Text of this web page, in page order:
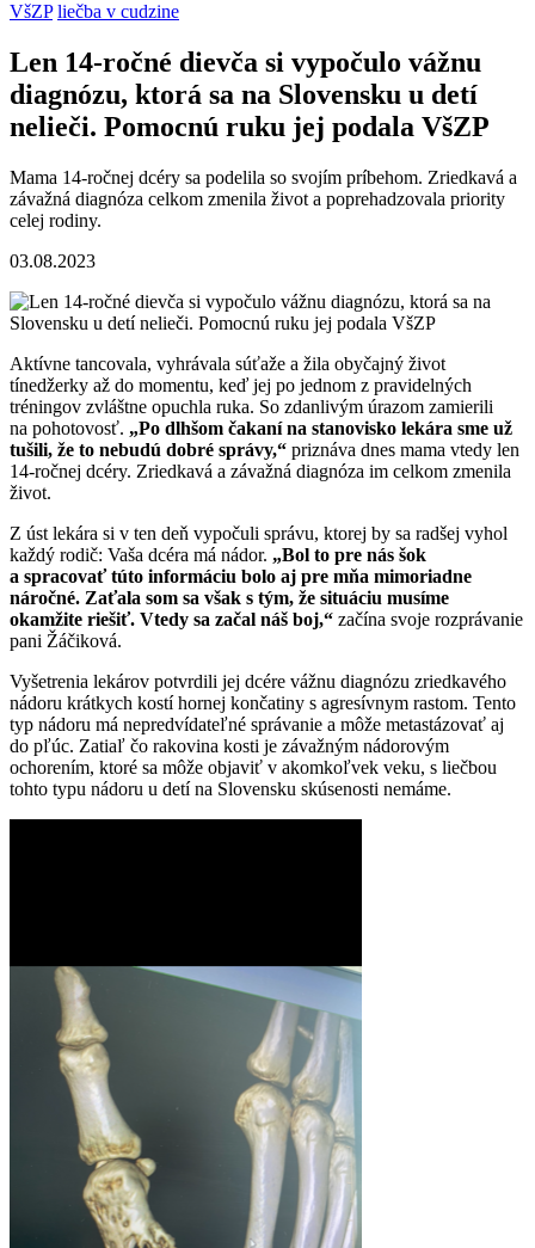
VšZP liečba v cudzine
Len 14-ročné dievča si vypočulo vážnu
diagnózu, ktorá sa na Slovensku u detí
nelieči. Pomocnú ruku jej podala VšZP
Mama 14-ročnej dcéry sa podelila so svojím príbehom. Zriedkavá a
závažná diagnóza celkom zmenila život a poprehadzovala priority
celej rodiny.
03.08.2023
Aktívne tancovala, vyhrávala súťaže a žila obyčajný život
tínedžerky až do momentu, keď jej po jednom z pravidelných
tréningov zvláštne opuchla ruka. So zdanlivým úrazom zamierili
na pohotovosť. „Po dlhšom čakaní na stanovisko lekára sme už
tušili, že to nebudú dobré správy,“ priznáva dnes mama vtedy len
14-ročnej dcéry. Zriedkavá a závažná diagnóza im celkom zmenila
život.
Z úst lekára si v ten deň vypočuli správu, ktorej by sa radšej vyhol
každý rodič: Vaša dcéra má nádor. „Bol to pre nás šok
a spracovať túto informáciu bolo aj pre mňa mimoriadne
náročné. Zaťala som sa však s tým, že situáciu musíme
okamžite riešiť. Vtedy sa začal náš boj,“ začína svoje rozprávanie
pani Žáčiková.
Vyšetrenia lekárov potvrdili jej dcére vážnu diagnózu zriedkavého
nádoru krátkych kostí hornej končatiny s agresívnym rastom. Tento
typ nádoru má nepredvídateľné správanie a môže metastázovať aj
do pľúc. Zatiaľ čo rakovina kosti je závažným nádorovým
ochorením, ktoré sa môže objaviť v akomkoľvek veku, s liečbou
tohto typu nádoru u detí na Slovensku skúsenosti nemáme.